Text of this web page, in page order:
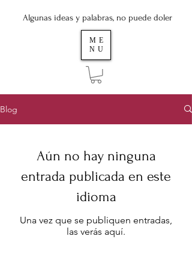
Algunas ideas y palabras, no puede doler
ME
NU
Blog
Aún no hay ninguna
entrada publicada en este
idioma
Una vez que se publiquen entradas,
las verás aquí.